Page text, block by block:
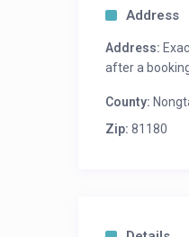
ไดเป่าผม
สบู่ เเชมพู
ห่างจากร้านอา
Address
Address:
after a
County:
Zip: 81180